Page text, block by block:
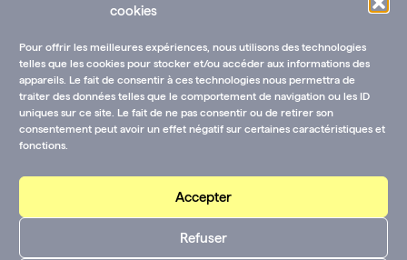
cookies
Pour offrir les meilleures expériences, nous utilisons des technologies
telles que les cookies pour stocker et/ou accéder aux informations des
appareils. Le fait de consentir à ces technologies nous permettra de
traiter des données telles que le comportement de navigation ou les ID
uniques sur ce site. Le fait de ne pas consentir ou de retirer son
consentement peut avoir un effet négatif sur certaines caractéristiques et
fonctions.
Accepter
Refuser
Ressources documentairesAnnuaire des fondations
Contactez-nous :
CGU-V et mentions
Suivez-nous sur les
réseaux :